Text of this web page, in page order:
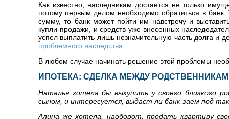
Как известно, наследникам достается не только
потому первым делом необходимо обратиться в
сумму, то банк может пойти им навстречу и
купли-продажи, и средств уже внесенных
успел выплатить лишь незначительную часть долга и
проблемного наследства.
В любом случае начинать решение этой проблемы
ИПОТЕКА: СДЕЛКА МЕЖДУ
Наталья хотела бы выкупить у своего близкого
сыном, и интересуется, выдаст ли банк заем под
Алина же хотела, наоборот, продать квартиру